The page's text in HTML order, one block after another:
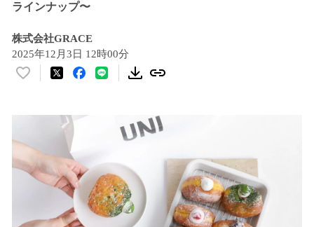
ラインナップ〜
株式会社GRACE
2025年12月3日 12時00分
い
読